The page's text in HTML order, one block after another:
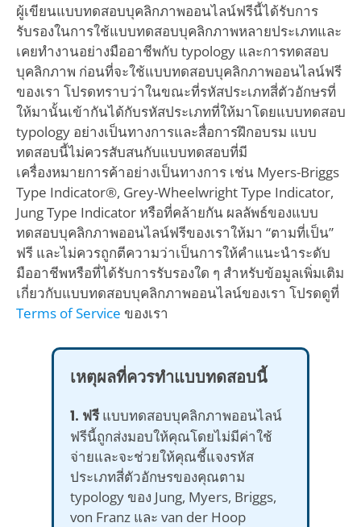
ผู้เขียนแบบทดสอบบุคลิกภาพออนไลน์ฟรีนี้ได้รับการ
รับรองในการใช้แบบทดสอบบุคลิกภาพหลายประเภทและ
เคยทำงานอย่างมืออาชีพกับ typology และการทดสอบ
บุคลิกภาพ ก่อนที่จะใช้แบบทดสอบบุคลิกภาพออนไลน์ฟรี
ของเรา โปรดทราบว่าในขณะที่รหัสประเภทสี่ตัวอักษรที่
ให้มานั้นเข้ากันได้กับรหัสประเภทที่ให้มาโดยแบบทดสอบ
typology อย่างเป็นทางการและสื่อการฝึกอบรม แบบ
ทดสอบนี้ไม่ควรสับสนกับแบบทดสอบที่มี
เครื่องหมายการค้าอย่างเป็นทางการ เช่น Myers-Briggs
Type Indicator®, Grey-Wheelwright Type Indicator,
Jung Type Indicator หรือที่คล้ายกัน ผลลัพธ์ของแบบ
ทดสอบบุคลิกภาพออนไลน์ฟรีของเราให้มา “ตามที่เป็น”
ฟรี และไม่ควรถูกตีความว่าเป็นการให้คำแนะนำระดับ
มืออาชีพหรือที่ได้รับการรับรองใด ๆ สำหรับข้อมูลเพิ่มเติม
เกี่ยวกับแบบทดสอบบุคลิกภาพออนไลน์ของเรา โปรดดูที่
Terms of Service ของเรา
เหตุผลที่ควรทำแบบทดสอบนี้
1. ฟรีแบบทดสอบบุคลิกภาพออนไลน์
ฟรีนี้ถูกส่งมอบให้คุณโดยไม่มีค่าใช้
จ่ายและจะช่วยให้คุณชี้แจงรหัส
ประเภทสี่ตัวอักษรของคุณตาม
typology ของ Jung, Myers, Briggs,
von Franz และ van der Hoop